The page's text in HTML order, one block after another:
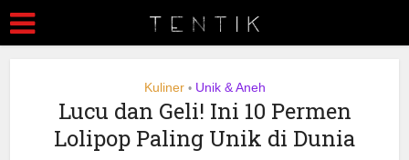
Kuliner • Unik & Aneh
Lucu dan Geli! Ini 10 Permen
Lolipop Paling Unik di Dunia